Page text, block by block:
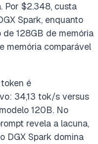
Por $2.348, custa
Spark, enquanto
128GB de memória
memória comparável
é
34,13 tok/s versus
120B. No
revela a lacuna,
DGX Spark domina